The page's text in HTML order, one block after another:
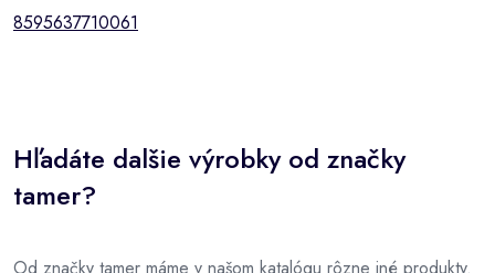
8595637710061
Hľadáte dalšie výrobky od značky
tamer?
Od značky tamer máme v našom katalógu rôzne iné produkty.